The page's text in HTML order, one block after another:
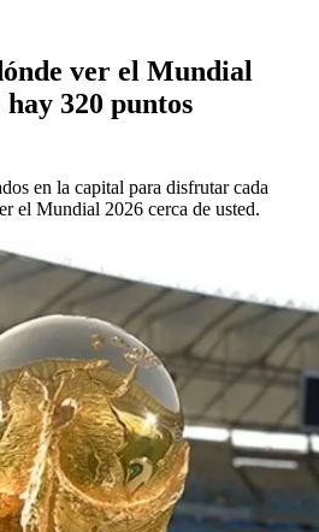
ver el Mundial
320 puntos
en la capital para disfrutar cada
el Mundial 2026 cerca de usted.